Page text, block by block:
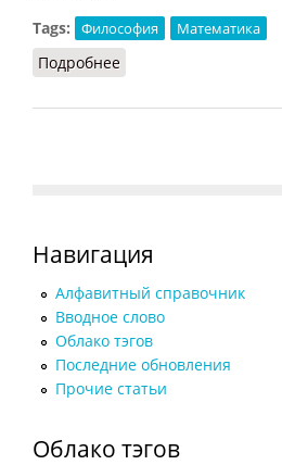
Tags:
Философия Математика
Подробнее
Навигация
Алфавитный справочник
Вводное слово
Облако тэгов
Последние обновления
Прочие статьи
Облако тэгов